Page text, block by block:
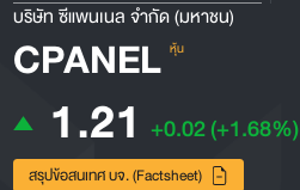
บริษัท ซีแพนเนล จำกัด (มหาชน)
CPANEL หุ้น
1.21 +0.02(+1.68%)
สรุปข้อสนเทศ บจ. (Factsheet)